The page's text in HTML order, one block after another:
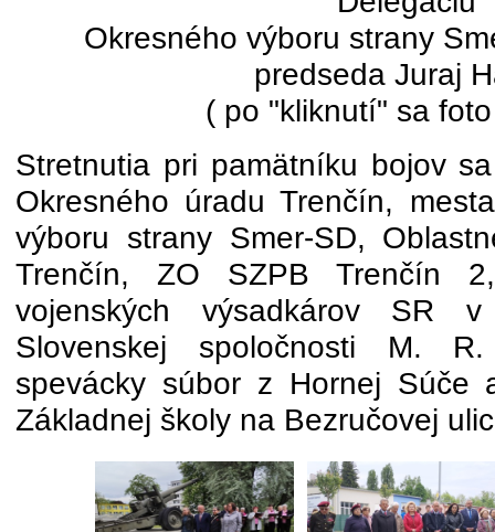
Okresného výboru strany
predseda Juraj
( po "kliknutí" sa
Stretnutia pri pamätníku bojov
Okresného úradu Trenčín,
výboru strany Smer-SD,
Trenčín, ZO SZPB Trenčín
vojenských výsadkárov SR
Slovenskej spoločnosti M.
spevácky súbor z Hornej Súče
Základnej školy na Bezručovej